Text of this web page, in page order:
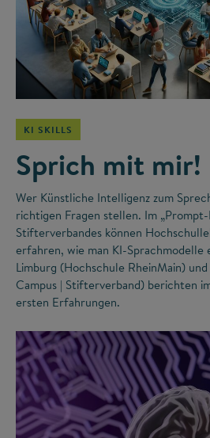
KI SKILLS
Sprich mit mir!
Wer Künstliche Intelligenz zum
richtigen Fragen stellen. Im „Prompt-
Stifterverbandes können
erfahren, wie man KI-
Limburg (Hochschule RheinMain)
Campus | Stifterverband) berichten
ersten Erfahrungen.